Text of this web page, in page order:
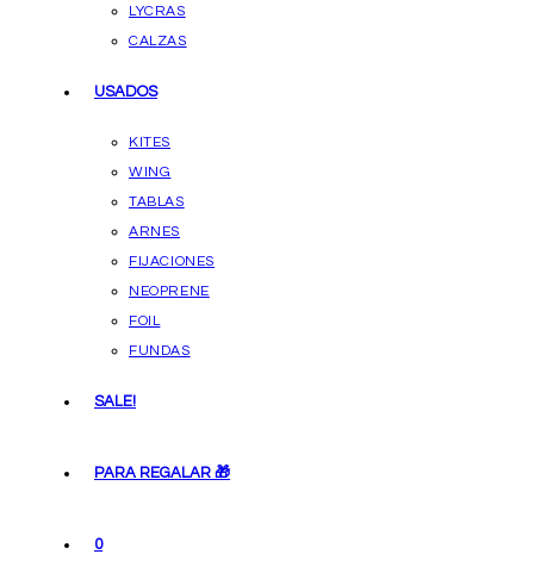
LYCRAS
CALZAS
USADOS
KITES
WING
TABLAS
ARNES
FIJACIONES
NEOPRENE
FOIL
FUNDAS
SALE!
PARA REGALAR 🎁
0